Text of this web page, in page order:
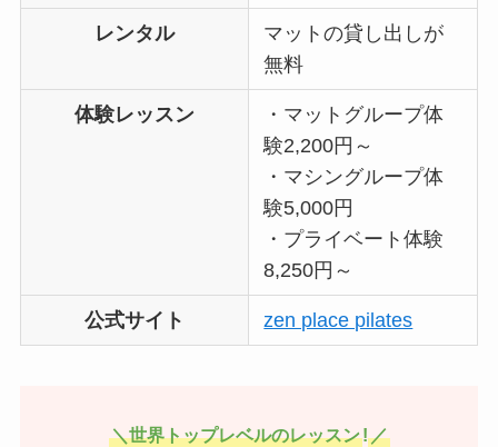
レンタル
マットの貸し出しが
無料
体験レッスン
・マットグループ体
験2,200円～
・マシングループ体
験5,000円
・プライベート体験
8,250円～
公式サイト zen place pilates
＼世界トップレベルのレッスン!／